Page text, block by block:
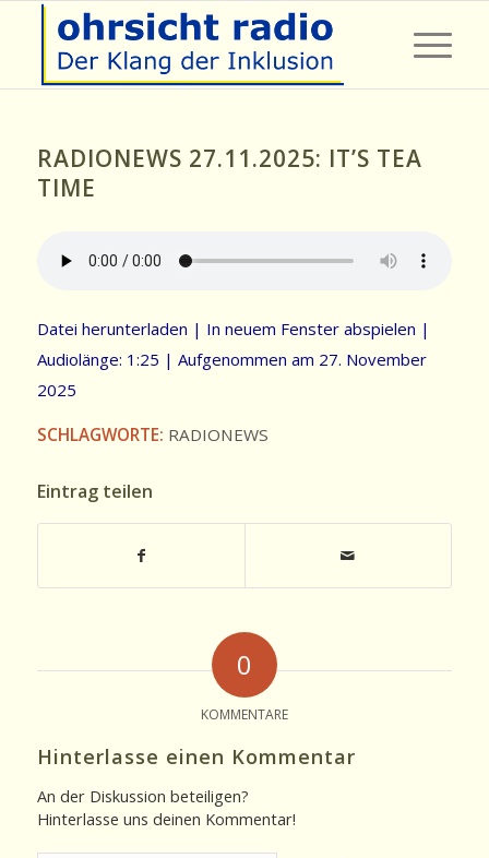
RADIONEWS 27.11.2025: IT’S TEA
TIME
Datei herunterladen | In neuem Fenster abspielen |
Audiolänge: 1:25 | Aufgenommen am 27. November
2025
SCHLAGWORTE: RADIONEWS
Eintrag teilen
0
KOMMENTARE
Hinterlasse einen Kommentar
An der Diskussion beteiligen?
Hinterlasse uns deinen Kommentar!